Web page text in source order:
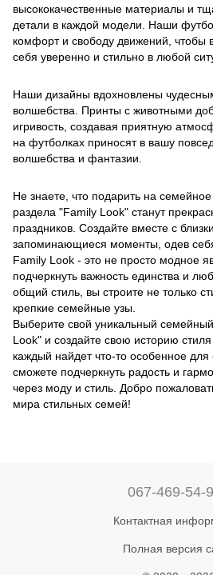
высококачественные материалы и
детали в каждой модели. Наши
комфорт и свободу движений, чтобы
себя уверенно и стильно в любой
Наши дизайны вдохновлены
волшебства. Принты с животными
игривость, создавая приятную
на футболках приносят в вашу
волшебства и фантазии.
Не знаете, что подарить на
раздела "Family Look" станут
праздников. Создайте вместе с
запоминающиеся моменты, одев
Family Look - это не просто модное
подчеркнуть важность единства и
общий стиль, вы строите не только
крепкие семейные узы.
Выберите свой уникальный
Look" и создайте свою историю
каждый найдет что-то особенное
сможете подчеркнуть радость и
через моду и стиль. Добро
мира стильных семей!
067-469-54-
Контактная
Полная версия